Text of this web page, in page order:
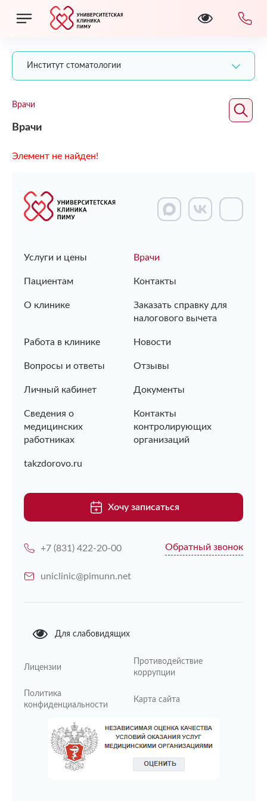
Институт стоматологии
Врачи
Врачи
Элемент не найден!
Услуги и цены Врачи
Пациентам Контакты
О клинике
Заказать справку для
налогового вычета
Работа в клинике Новости
Вопросы и ответы Отзывы
Личный кабинет Документы
Сведения о
медицинских
работниках
Контакты
контролирующих
организаций
takzdorovo.ru
Хочу записаться
+7 (831) 422-20-00 Обратный звонок
uniclinic@pimunn.net
Для слабовидящих
Лицензии
Противодействие
коррупции
Политика
конфиденциальности
Карта сайта